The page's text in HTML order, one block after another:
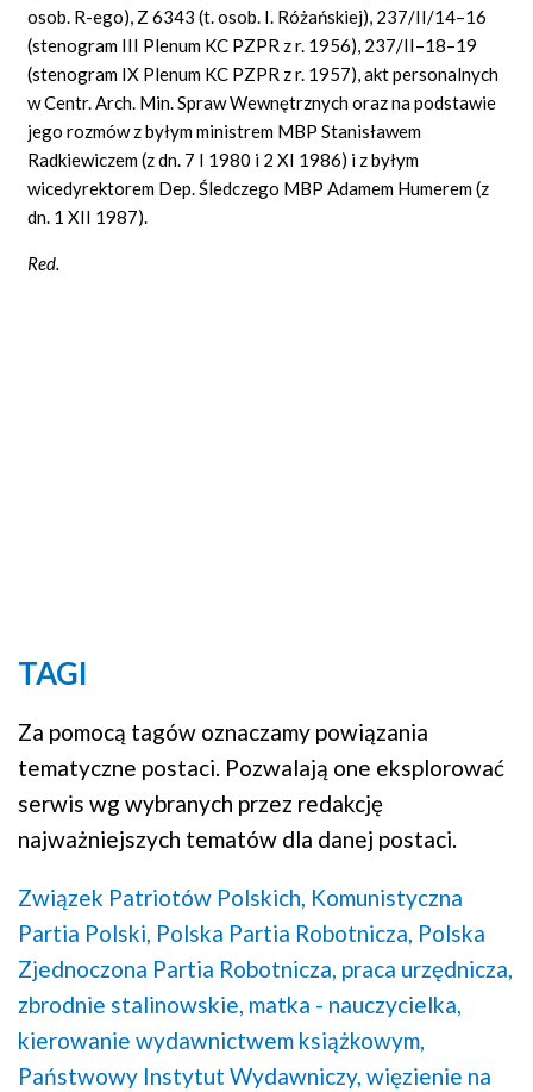
osob. R-ego), Z 6343 (t. osob. I. Różańskiej), 237/II/14–16
(stenogram III Plenum KC PZPR z r. 1956), 237/II–18–19
(stenogram IX Plenum KC PZPR z r. 1957), akt personalnych
w Centr. Arch. Min. Spraw Wewnętrznych oraz na podstawie
jego rozmów z byłym ministrem MBP Stanisławem
Radkiewiczem (z dn. 7 I 1980 i 2 XI 1986) i z byłym
wicedyrektorem Dep. Śledczego MBP Adamem Humerem (z
dn. 1 XII 1987).
Red.
TAGI
Za pomocą tagów oznaczamy powiązania
tematyczne postaci. Pozwalają one eksplorować
serwis wg wybranych przez redakcję
najważniejszych tematów dla danej postaci.
Związek Patriotów Polskich, Komunistyczna
Partia Polski, Polska Partia Robotnicza, Polska
Zjednoczona Partia Robotnicza, praca urzędnicza,
zbrodnie stalinowskie, matka - nauczycielka,
kierowanie wydawnictwem książkowym,
Państwowy Instytut Wydawniczy, więzienie na